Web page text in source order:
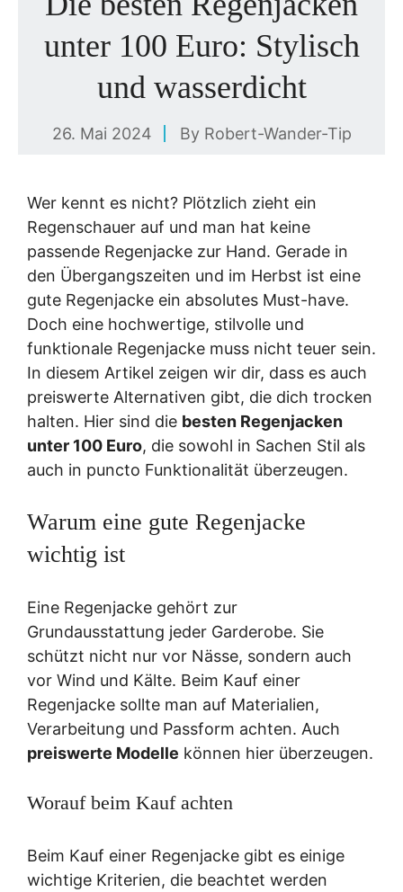
unter 100 Euro: Stylisch
und wasserdicht
26. Mai 2024 By Robert-Wander-Tip
Wer kennt es nicht? Plötzlich zieht ein
Regenschauer auf und man hat keine
passende Regenjacke zur Hand. Gerade in
den Übergangszeiten und im Herbst ist eine
gute Regenjacke ein absolutes Must-have.
Doch eine hochwertige, stilvolle und
funktionale Regenjacke muss nicht teuer sein.
In diesem Artikel zeigen wir dir, dass es auch
preiswerte Alternativen gibt, die dich trocken
halten. Hier sind die besten Regenjacken
unter 100 Euro, die sowohl in Sachen Stil als
auch in puncto Funktionalität überzeugen.
Warum eine gute Regenjacke
wichtig ist
Eine Regenjacke gehört zur
Grundausstattung jeder Garderobe. Sie
schützt nicht nur vor Nässe, sondern auch
vor Wind und Kälte. Beim Kauf einer
Regenjacke sollte man auf Materialien,
Verarbeitung und Passform achten. Auch
preiswerte Modelle können hier überzeugen.
Worauf beim Kauf achten
Beim Kauf einer Regenjacke gibt es einige
wichtige Kriterien, die beachtet werden